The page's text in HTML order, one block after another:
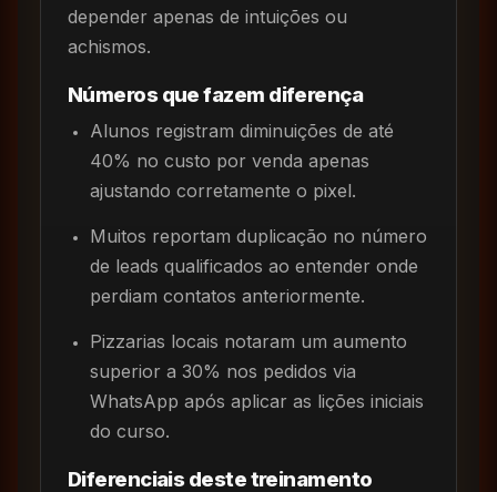
depender apenas de intuições ou
achismos.
Números que fazem diferença
Alunos registram diminuições de até
40% no custo por venda apenas
ajustando corretamente o pixel.
Muitos reportam duplicação no número
de leads qualificados ao entender onde
perdiam contatos anteriormente.
Pizzarias locais notaram um aumento
superior a 30% nos pedidos via
WhatsApp após aplicar as lições iniciais
do curso.
Diferenciais deste treinamento